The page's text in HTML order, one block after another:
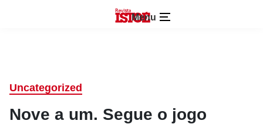
Menu
Uncategorized
Nove a um. Segue o jogo